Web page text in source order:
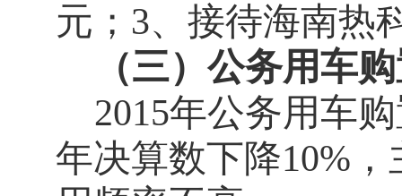
元； 3、接待海南热
（三）公务用车
2015年公务用车
年决算数下降10%